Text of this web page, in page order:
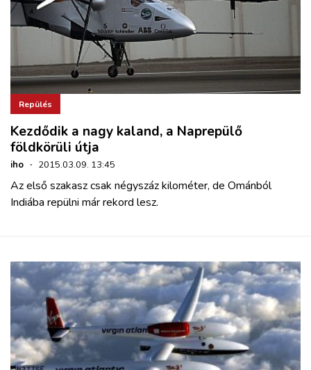
Repülés
Kezdődik a nagy kaland, a Naprepülő
földkörüli útja
iho · 2015.03.09. 13:45
Az első szakasz csak négyszáz kilométer, de Ománból
Indiába repülni már rekord lesz.